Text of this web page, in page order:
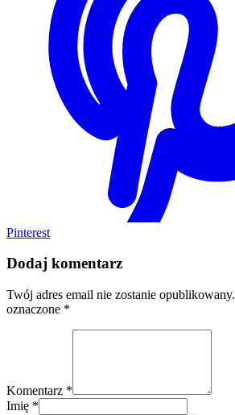
Pinterest
Dodaj komentarz
Twój adres email nie zostanie opublikowany.
oznaczone *
Komentarz *
Imię *